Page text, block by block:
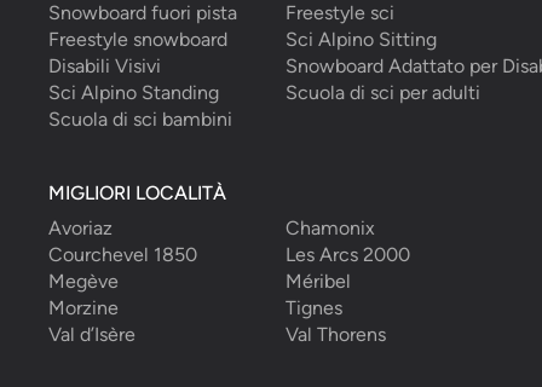
Snowboard fuori pista
Freestyle sci
Freestyle snowboard
Sci Alpino Sitting
Disabili Visivi
Snowboard Adattato per
Sci Alpino Standing
Scuola di sci per adulti
Scuola di sci bambini
MIGLIORI LOCALITÀ
Avoriaz
Chamonix
Courchevel 1850
Les Arcs 2000
Megève
Méribel
Morzine
Tignes
Val d’Isère
Val Thorens